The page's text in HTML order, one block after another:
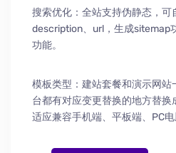
搜索优化：全站支持伪静态，可
description、url，生成sitemap
功能。
模板类型：建站套餐和演示网
台都有对应变更替换的地方替换
适应兼容手机端、平板端、PC电